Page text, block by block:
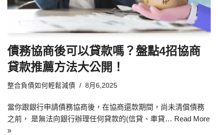
債務協商後可以貸款嗎？盤點4招協商
貸款推薦方法大公開！
整合負債如何輕鬆減債 8月6,2025
當你跟銀行申請債務協商後，在協商還款期間，尚未清償債務
之前， 是無法向銀行辦理任何貸款的(信貸、車貸… Read More
»